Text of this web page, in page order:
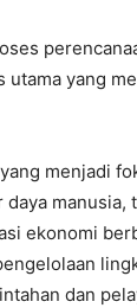
yang
menjadi
daya
ekonomi
dan